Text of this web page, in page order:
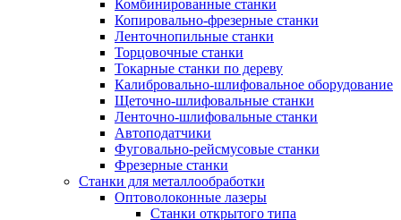
Комбинированные станки
Копировально-фрезерные станки
Ленточнопильные станки
Торцовочные станки
Токарные станки по дереву
Калибровально-шлифовальное оборудование
Щеточно-шлифовальные станки
Ленточно-шлифовальные станки
Автоподатчики
Фуговально-рейсмусовые станки
Фрезерные станки
Станки для металлообработки
Оптоволоконные лазеры
Станки открытого типа